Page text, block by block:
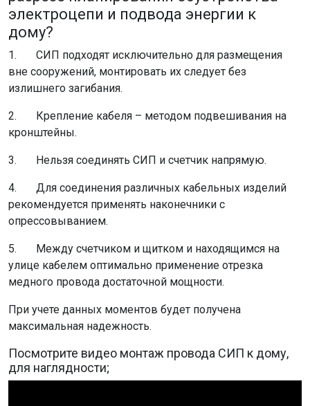
электроцепи и подвода энергии к
дому?
1. СИП подходят исключительно для размещения
вне сооружений, монтировать их следует без
излишнего загибания.
2. Крепление кабеля – методом подвешивания на
кронштейны.
3. Нельзя соединять СИП и счетчик напрямую.
4. Для соединения различных кабельных изделий
рекомендуется применять наконечники с
опрессовыванием.
5. Между счетчиком и щитком и находящимся на
улице кабелем оптимально применение отрезка
медного провода достаточной мощности.
При учете данных моментов будет получена
максимальная надежность.
Посмотрите видео монтаж провода СИП к дому,
для наглядности;